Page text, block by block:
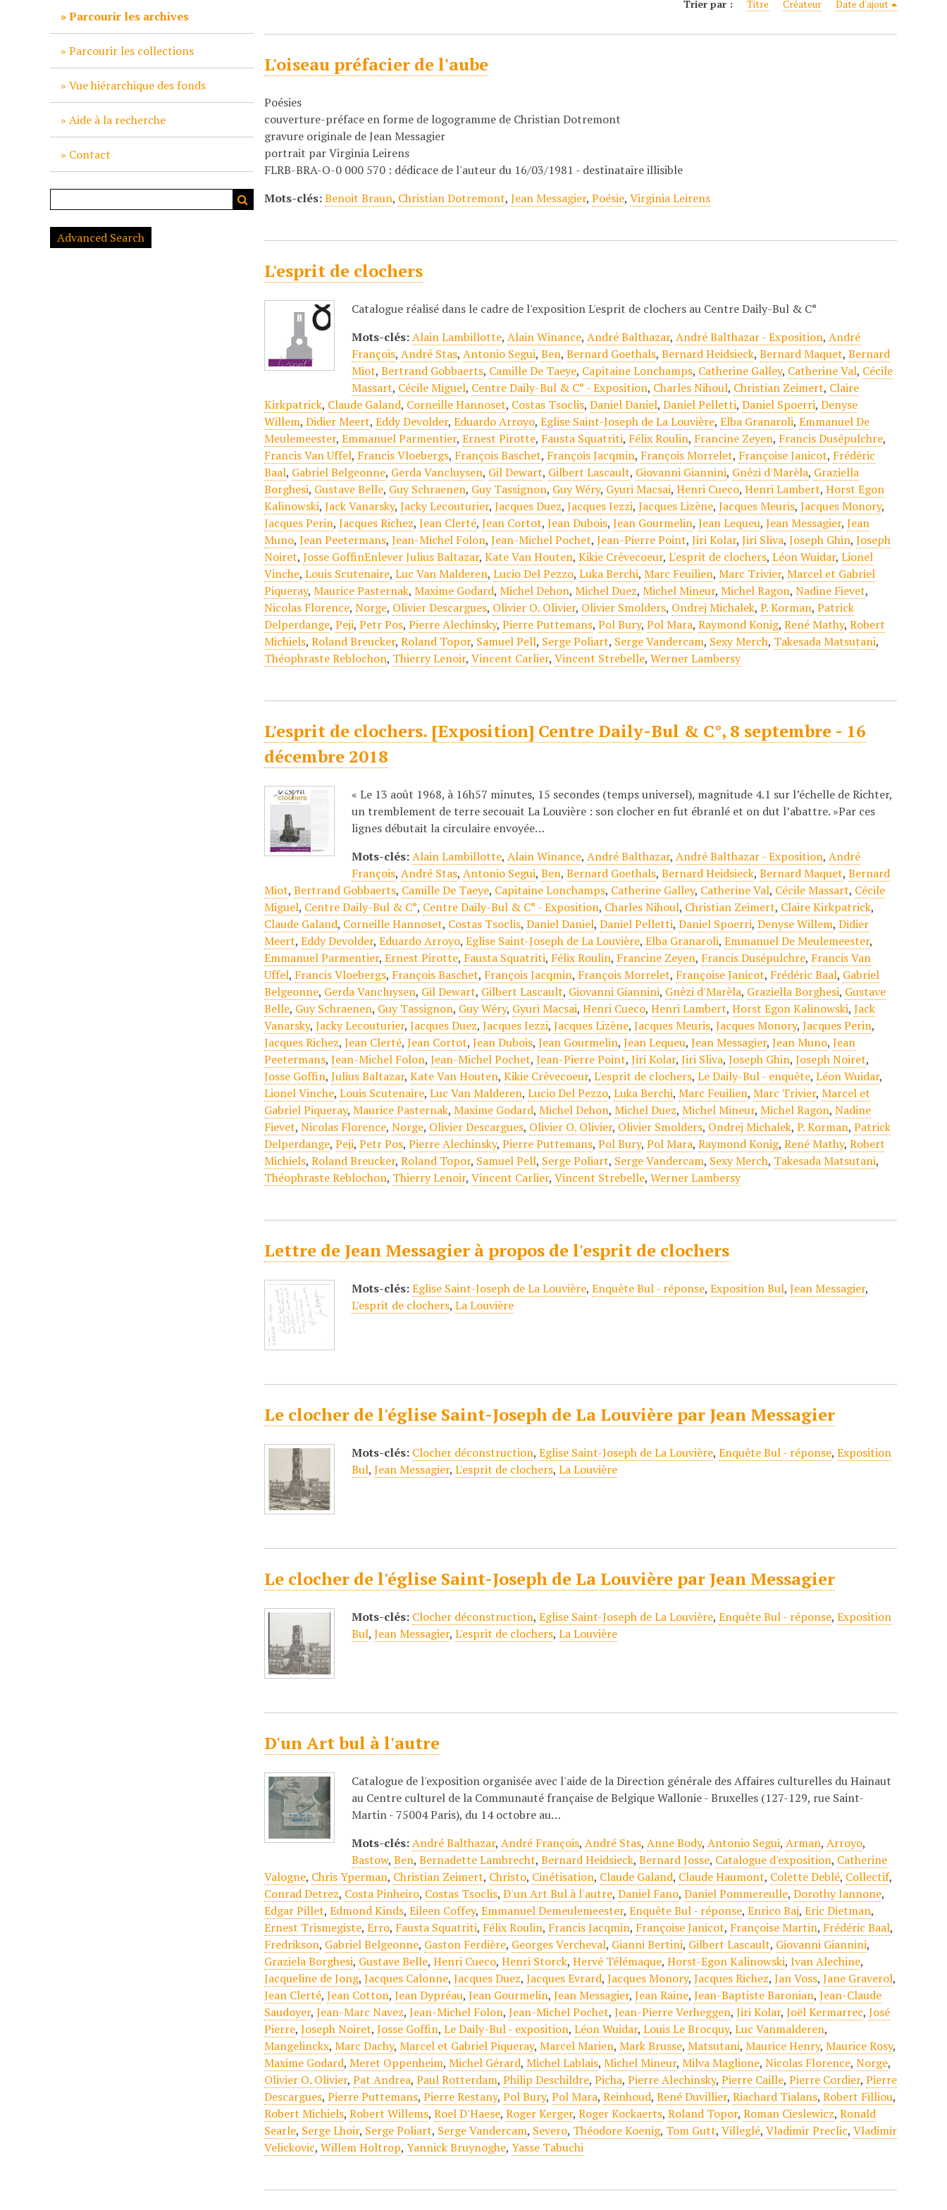
Parcourir les archives
Parcourir les collections
Vue hiérarchique des fonds
Aide à la recherche
Contact
Advanced Search
Trier par : Titre Créateur Date d'ajout
L'oiseau préfacier de l'aube
Poésies
couverture-préface en forme de logogramme de Christian Dotremont
gravure originale de Jean Messagier
portrait par Virginia Leirens
FLRB-BRA-O-0 000 570 : dédicace de l'auteur du 16/03/1981 - destinataire illisible
Mots-clés:Benoit Braun, Christian Dotremont,Jean Messagier,Poésie,Virginia Leirens
L'esprit de clochers
Catalogue réalisé dans le cadre de l'exposition L'esprit de clochers au Centre Daily-Bul & C°
Mots-clés:Alain Lambillotte,Alain Winance,André Balthazar,André Balthazar - Exposition,André
François,André Stas,Antonio Segui,Ben,Bernard Goethals,Bernard Heidsieck,Bernard Maquet,Bernard
Miot,Bertrand Gobbaerts, Camille De Taeye, Capitaine Lonchamps, Catherine Galley, Catherine Val, Cécile
Massart, Cécile Miguel, Centre Daily-Bul & C° - Exposition, Charles Nihoul, Christian Zeimert, Claire
Kirkpatrick, Claude Galand, Corneille Hannoset, Costas Tsoclis,Daniel Daniel,Daniel Pelletti,Daniel Spoerri,Denyse
Willem,Didier Meert,Eddy Devolder,Eduardo Arroyo,Eglise Saint-Joseph de La Louvière,Elba Granaroli,Emmanuel De
Meulemeester,Emmanuel Parmentier,Ernest Pirotte, Fausta Squatriti, Félix Roulin, Francine Zeyen, Francis Dusépulchre,
Francis Van Uffel, Francis Vloebergs, François Baschet, François Jacqmin, François Morrelet, Françoise Janicot, Frédéric
Baal, Gabriel Belgeonne, Gerda Vancluysen, Gil Dewart, Gilbert Lascault, Giovanni Giannini, Gnêzi d'Marèla, Graziella
Borghesi, Gustave Belle, Guy Schraenen, Guy Tassignon, Guy Wéry, Gyuri Macsai,Henri Cueco,Henri Lambert,Horst Egon
Kalinowski,Jack Vanarsky,Jacky Lecouturier,Jacques Duez,Jacques Iezzi,Jacques Lizène,Jacques Meuris,Jacques Monory,
Jacques Perin,Jacques Richez,Jean Clerté,Jean Cortot,Jean Dubois,Jean Gourmelin,Jean Lequeu,Jean Messagier,Jean
Muno,Jean Peetermans,Jean-Michel Folon,Jean-Michel Pochet,Jean-Pierre Point,Jiri Kolar,Jiri Sliva,Joseph Ghin,Joseph
Noiret,Josse GoffinEnlever Julius Baltazar,Kate Van Houten,Kikie Crêvecoeur,L'esprit de clochers,Léon Wuidar,Lionel
Vinche,Louis Scutenaire,Luc Van Malderen,Lucio Del Pezzo,Luka Berchi,Marc Feuilien,Marc Trivier,Marcel et Gabriel
Piqueray,Maurice Pasternak,Maxime Godard,Michel Dehon,Michel Duez,Michel Mineur,Michel Ragon,Nadine Fievet,
Nicolas Florence,Norge, Olivier Descargues, Olivier O. Olivier, Olivier Smolders, Ondrej Michalek,P. Korman,Patrick
Delperdange,Peji,Petr Pos,Pierre Alechinsky,Pierre Puttemans,Pol Bury,Pol Mara,Raymond Konig,René Mathy,Robert
Michiels,Roland Breucker,Roland Topor, Samuel Pell, Serge Poliart, Serge Vandercam, Sexy Merch, Takesada Matsutani,
Théophraste Reblochon, Thierry Lenoir,Vincent Carlier,Vincent Strebelle,Werner Lambersy
L'esprit de clochers. [Exposition] Centre Daily-Bul & C°, 8 septembre - 16
décembre 2018
« Le 13 août 1968, à 16h57 minutes, 15 secondes (temps universel), magnitude 4.1 sur l’échelle de Richter,
un tremblement de terre secouait La Louvière : son clocher en fut ébranlé et on dut l’abattre. »Par ces
lignes débutait la circulaire envoyée…
Mots-clés:Alain Lambillotte,Alain Winance,André Balthazar,André Balthazar - Exposition,André
François,André Stas,Antonio Segui,Ben,Bernard Goethals,Bernard Heidsieck,Bernard Maquet,Bernard
Miot,Bertrand Gobbaerts, Camille De Taeye, Capitaine Lonchamps, Catherine Galley, Catherine Val, Cécile Massart, Cécile
Miguel, Centre Daily-Bul & C°, Centre Daily-Bul & C° - Exposition, Charles Nihoul, Christian Zeimert, Claire Kirkpatrick,
Claude Galand, Corneille Hannoset, Costas Tsoclis,Daniel Daniel,Daniel Pelletti,Daniel Spoerri,Denyse Willem,Didier
Meert,Eddy Devolder,Eduardo Arroyo,Eglise Saint-Joseph de La Louvière,Elba Granaroli,Emmanuel De Meulemeester,
Emmanuel Parmentier,Ernest Pirotte, Fausta Squatriti, Félix Roulin, Francine Zeyen, Francis Dusépulchre, Francis Van
Uffel, Francis Vloebergs, François Baschet, François Jacqmin, François Morrelet, Françoise Janicot, Frédéric Baal, Gabriel
Belgeonne, Gerda Vancluysen, Gil Dewart, Gilbert Lascault, Giovanni Giannini, Gnêzi d'Marèla, Graziella Borghesi, Gustave
Belle, Guy Schraenen, Guy Tassignon, Guy Wéry, Gyuri Macsai,Henri Cueco,Henri Lambert,Horst Egon Kalinowski,Jack
Vanarsky,Jacky Lecouturier,Jacques Duez,Jacques Iezzi,Jacques Lizène,Jacques Meuris,Jacques Monory,Jacques Perin,
Jacques Richez,Jean Clerté,Jean Cortot,Jean Dubois,Jean Gourmelin,Jean Lequeu,Jean Messagier,Jean Muno,Jean
Peetermans,Jean-Michel Folon,Jean-Michel Pochet,Jean-Pierre Point,Jiri Kolar,Jiri Sliva,Joseph Ghin,Joseph Noiret,
Josse Goffin,Julius Baltazar,Kate Van Houten,Kikie Crêvecoeur,L'esprit de clochers,Le Daily-Bul - enquête,Léon Wuidar,
Lionel Vinche,Louis Scutenaire,Luc Van Malderen,Lucio Del Pezzo,Luka Berchi,Marc Feuilien,Marc Trivier,Marcel et
Gabriel Piqueray,Maurice Pasternak,Maxime Godard,Michel Dehon,Michel Duez,Michel Mineur,Michel Ragon,Nadine
Fievet,Nicolas Florence,Norge, Olivier Descargues, Olivier O. Olivier, Olivier Smolders, Ondrej Michalek,P. Korman,Patrick
Delperdange,Peji,Petr Pos,Pierre Alechinsky,Pierre Puttemans,Pol Bury,Pol Mara,Raymond Konig,René Mathy,Robert
Michiels,Roland Breucker,Roland Topor, Samuel Pell, Serge Poliart, Serge Vandercam, Sexy Merch, Takesada Matsutani,
Théophraste Reblochon, Thierry Lenoir,Vincent Carlier,Vincent Strebelle,Werner Lambersy
Lettre de Jean Messagier à propos de l'esprit de clochers
Mots-clés:Eglise Saint-Joseph de La Louvière,Enquête Bul - réponse,Exposition Bul,Jean Messagier,
L'esprit de clochers,La Louvière
Le clocher de l'église Saint-Joseph de La Louvière par Jean Messagier
Mots-clés: Clocher déconstruction,Eglise Saint-Joseph de La Louvière,Enquête Bul - réponse,Exposition
Bul,Jean Messagier,L'esprit de clochers,La Louvière
Le clocher de l'église Saint-Joseph de La Louvière par Jean Messagier
Mots-clés: Clocher déconstruction,Eglise Saint-Joseph de La Louvière,Enquête Bul - réponse,Exposition
Bul,Jean Messagier,L'esprit de clochers,La Louvière
D'un Art bul à l'autre
Catalogue de l'exposition organisée avec l'aide de la Direction générale des Affaires culturelles du Hainaut
au Centre culturel de la Communauté française de Belgique Wallonie - Bruxelles (127-129, rue Saint-
Martin - 75004 Paris), du 14 octobre au…
Mots-clés:André Balthazar,André François,André Stas,Anne Body,Antonio Segui,Arman,Arroyo,
Bastow,Ben,Bernadette Lambrecht,Bernard Heidsieck,Bernard Josse, Catalogue d'exposition, Catherine
Valogne, Chris Yperman, Christian Zeimert, Christo, Cinétisation, Claude Galand, Claude Haumont, Colette Deblé, Collectif,
Conrad Detrez, Costa Pinheiro, Costas Tsoclis,D'un Art Bul à l'autre,Daniel Fano,Daniel Pommereulle,Dorothy Iannone,
Edgar Pillet,Edmond Kinds,Eileen Coffey,Emmanuel Demeulemeester,Enquête Bul - réponse,Enrico Baj,Eric Dietman,
Ernest Trismegiste,Erro, Fausta Squatriti, Félix Roulin, Francis Jacqmin, Françoise Janicot, Françoise Martin, Frédéric Baal,
Fredrikson, Gabriel Belgeonne, Gaston Ferdière, Georges Vercheval, Gianni Bertini, Gilbert Lascault, Giovanni Giannini,
Graziela Borghesi, Gustave Belle,Henri Cueco,Henri Storck,Hervé Télémaque,Horst-Egon Kalinowski,Ivan Alechine,
Jacqueline de Jong,Jacques Calonne,Jacques Duez,Jacques Evrard,Jacques Monory,Jacques Richez,Jan Voss,Jane Graverol,
Jean Clerté,Jean Cotton,Jean Dypréau,Jean Gourmelin,Jean Messagier,Jean Raine,Jean-Baptiste Baronian,Jean-Claude
Saudoyer,Jean-Marc Navez,Jean-Michel Folon,Jean-Michel Pochet,Jean-Pierre Verheggen,Jiri Kolar,Joël Kermarrec,José
Pierre,Joseph Noiret,Josse Goffin,Le Daily-Bul - exposition,Léon Wuidar,Louis Le Brocquy,Luc Vanmalderen,
Mangelinckx,Marc Dachy,Marcel et Gabriel Piqueray,Marcel Marien,Mark Brusse,Matsutani,Maurice Henry,Maurice Rosy,
Maxime Godard,Meret Oppenheim,Michel Gérard,Michel Lablais,Michel Mineur,Milva Maglione,Nicolas Florence,Norge,
Olivier O. Olivier,Pat Andrea,Paul Rotterdam,Philip Deschildre,Picha,Pierre Alechinsky,Pierre Caille,Pierre Cordier,Pierre
Descargues,Pierre Puttemans,Pierre Restany,Pol Bury,Pol Mara,Reinhoud,René Duvillier,Riachard Tialans,Robert Filliou,
Robert Michiels,Robert Willems,Roel D'Haese,Roger Kerger,Roger Kockaerts,Roland Topor,Roman Cieslewicz,Ronald
Searle, Serge Lhoir, Serge Poliart, Serge Vandercam, Severo, Théodore Koenig, Tom Gutt,Villeglé,Vladimir Preclic,Vladimir
Velickovic,Willem Holtrop,Yannick Bruynoghe,Yasse Tabuchi